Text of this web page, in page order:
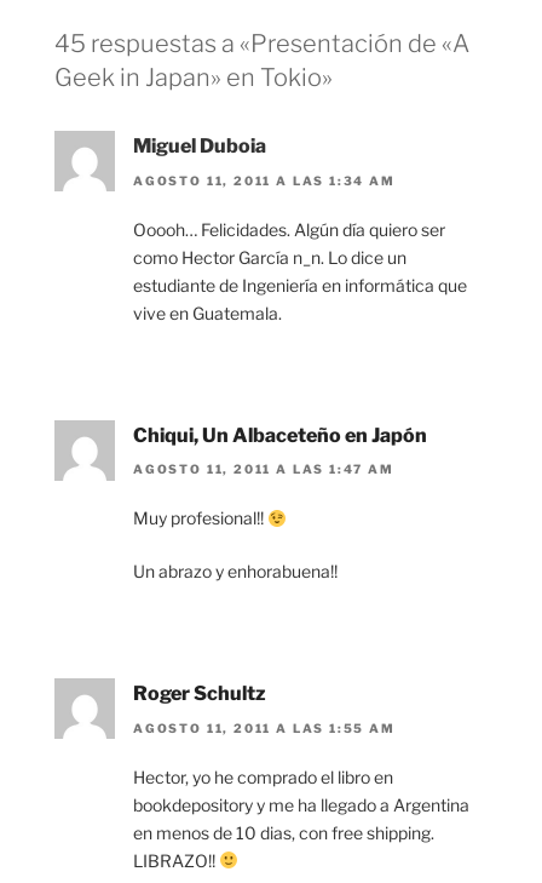
45 respuestas a «Presentación de «A
Geek in Japan» en Tokio»
Miguel Duboia
AGOSTO 11, 2011 A LAS 1:34 AM
Ooooh… Felicidades. Algún día quiero ser
como Hector García n_n. Lo dice un
estudiante de Ingeniería en informática que
vive en Guatemala.
Chiqui, Un Albaceteño en Japón
AGOSTO 11, 2011 A LAS 1:47 AM
Muy profesional!!
Un abrazo y enhorabuena!!
Roger Schultz
AGOSTO 11, 2011 A LAS 1:55 AM
Hector, yo he comprado el libro en
bookdepository y me ha llegado a Argentina
en menos de 10 dias, con free shipping.
LIBRAZO!!